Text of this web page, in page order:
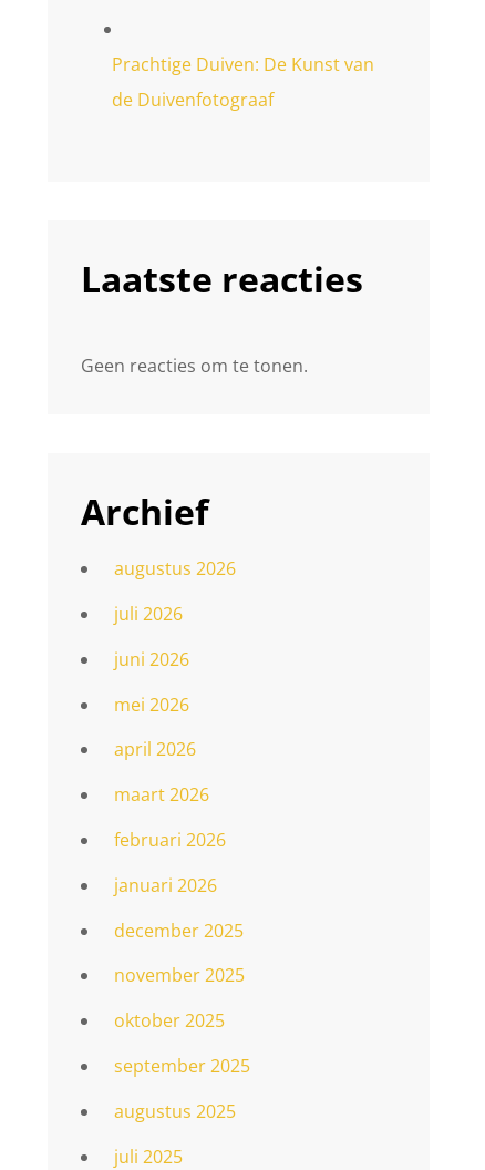
Prachtige Duiven: De Kunst van
de Duivenfotograaf
Laatste reacties
Geen reacties om te tonen.
Archief
augustus 2026
juli 2026
juni 2026
mei 2026
april 2026
maart 2026
februari 2026
januari 2026
december 2025
november 2025
oktober 2025
september 2025
augustus 2025
juli 2025